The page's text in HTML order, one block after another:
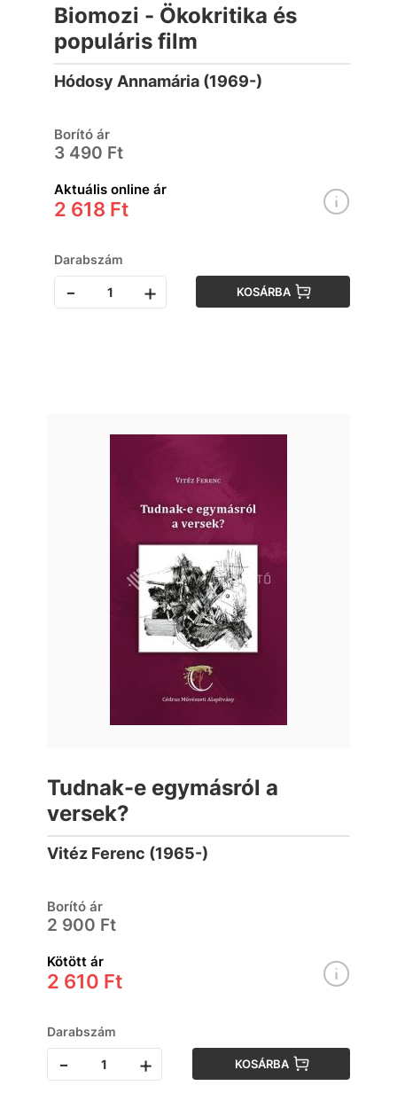
Biomozi - Ökokritika és
populáris film
Hódosy Annamária (1969-)
Borító ár
3 490 Ft
Aktuális online ár
2 618 Ft
Darabszám
- + KOSÁRBA
Tudnak-e egymásról a
versek?
Vitéz Ferenc (1965-)
Borító ár
2 900 Ft
Kötött ár
2 610 Ft
Darabszám
- + KOSÁRBA